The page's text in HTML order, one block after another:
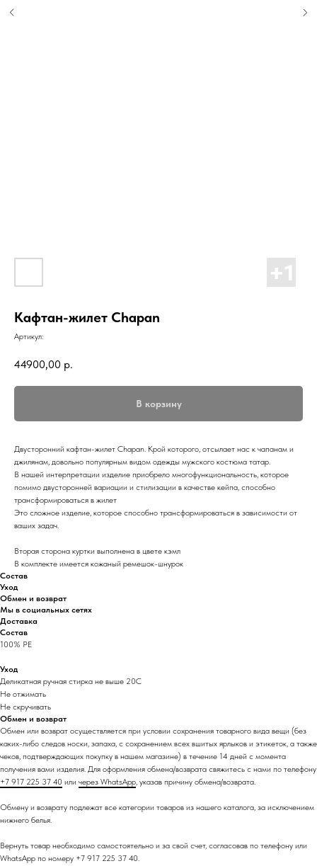
Кафтан-жилет Chapan
Артикул:
44900,00 р.
В корзину
Двусторонний кафтан-жилет Chapan. Крой которого, отсылает нас к чапанам и
джилянам, довольно популярным видом одежды мужского костюма татар.
В нашей интерпретации изделие приобрело многофункциональность, которое
помимо двусторонней вариации и стилизации в качестве кейпа, способно
трансформироваться в жилет
Это сложное изделие, которое способно трансформироваться в зависимости от
ваших задач.
Вторая сторона куртки выполнена в цвете кэмл
В комплекте имеется кожаный ремешок-шнурок
Состав
Уход
Обмен и возврат
Мы в социальных сетях
Доставка
Состав
100% PE
Уход
Деликатная ручная стирка не выше 20С
Не отжимать
Не скручивать
Обмен и возврат
Обмен или возврат осуществляется при условии сохранения товарного вида вещи (без
каких-либо следов носки, запаха, с сохранением всех вшитых ярлыков и этикеток, а также
чеков, подтверждающих покупку в нашем магазине) в течение 14 дней с момента
получения вами изделия. Для оформления обмена/возврата свяжитесь с нами по телефону
+7 917 225 37 40 или через WhatsApp, указав причину обмена/возврата.
Обмену и возврату подлежат все категории товаров из нашего каталога, за исключением
нижнего белья.
Вернуть товар необходимо самостоятельно и за свой счет, согласовав по телефону или
WhatsApp по номеру +7 917 225 37 40.